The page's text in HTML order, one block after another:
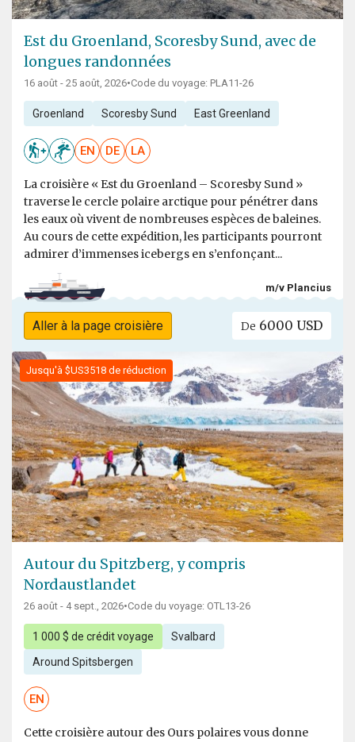
Est du Groenland, Scoresby Sund, avec de
longues randonnées
16 août - 25 août, 2026•Code du voyage: PLA11-26
Groenland Scoresby Sund East Greenland
EN DE LA
La croisière « Est du Groenland – Scoresby Sund »
traverse le cercle polaire arctique pour pénétrer dans
les eaux où vivent de nombreuses espèces de baleines.
Au cours de cette expédition, les participants pourront
admirer d’immenses icebergs en s’enfonçant...
m/v Plancius
Aller à la page croisière De 6000 USD
Jusqu'à $US3518 de réduction
Autour du Spitzberg, y compris
Nordaustlandet
26 août - 4 sept., 2026•Code du voyage: OTL13-26
1 000 $ de crédit voyage Svalbard
Around Spitsbergen
EN
Cette croisière autour des Ours polaires vous donne